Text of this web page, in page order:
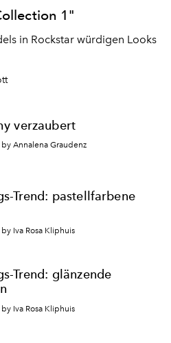
1"
in Rockstar würdigen Looks
verzaubert
Annalena Graudenz
Trend: pastellfarbene
Iva Rosa Kliphuis
Trend: glänzende
Iva Rosa Kliphuis